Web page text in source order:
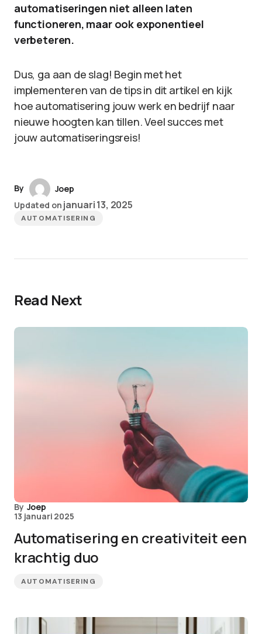
automatiseringen niet alleen laten
functioneren, maar ook exponentieel
verbeteren.
Dus, ga aan de slag! Begin met het
implementeren van de tips in dit artikel en kijk
hoe automatisering jouw werk en bedrijf naar
nieuwe hoogten kan tillen. Veel succes met
jouw automatiseringsreis!
By
Joep
Updated on januari 13, 2025
AUTOMATISERING
Read Next
By Joep
13 januari 2025
Automatisering en creativiteit een
krachtig duo
AUTOMATISERING